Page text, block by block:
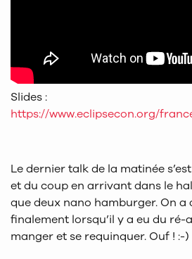
Slides :
https://www.eclipsecon.org/
Le dernier talk de la matinée
et du coup en arrivant dans le
que deux nano hamburger. On a
finalement lorsqu’il y a eu du ré-
manger et se requinquer. Ouf ! :-)